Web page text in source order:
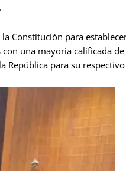
Constitución para
una mayoría calificada
República para su